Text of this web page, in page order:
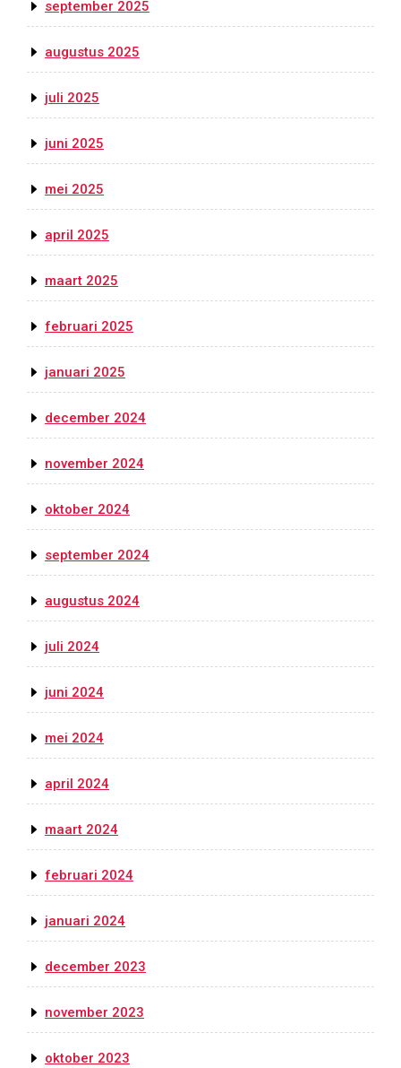
september 2025
augustus 2025
juli 2025
juni 2025
mei 2025
april 2025
maart 2025
februari 2025
januari 2025
december 2024
november 2024
oktober 2024
september 2024
augustus 2024
juli 2024
juni 2024
mei 2024
april 2024
maart 2024
februari 2024
januari 2024
december 2023
november 2023
oktober 2023